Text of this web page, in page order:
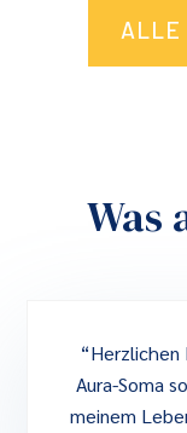
ALLE
Was
“Herzlichen
Aura-Soma
meinem